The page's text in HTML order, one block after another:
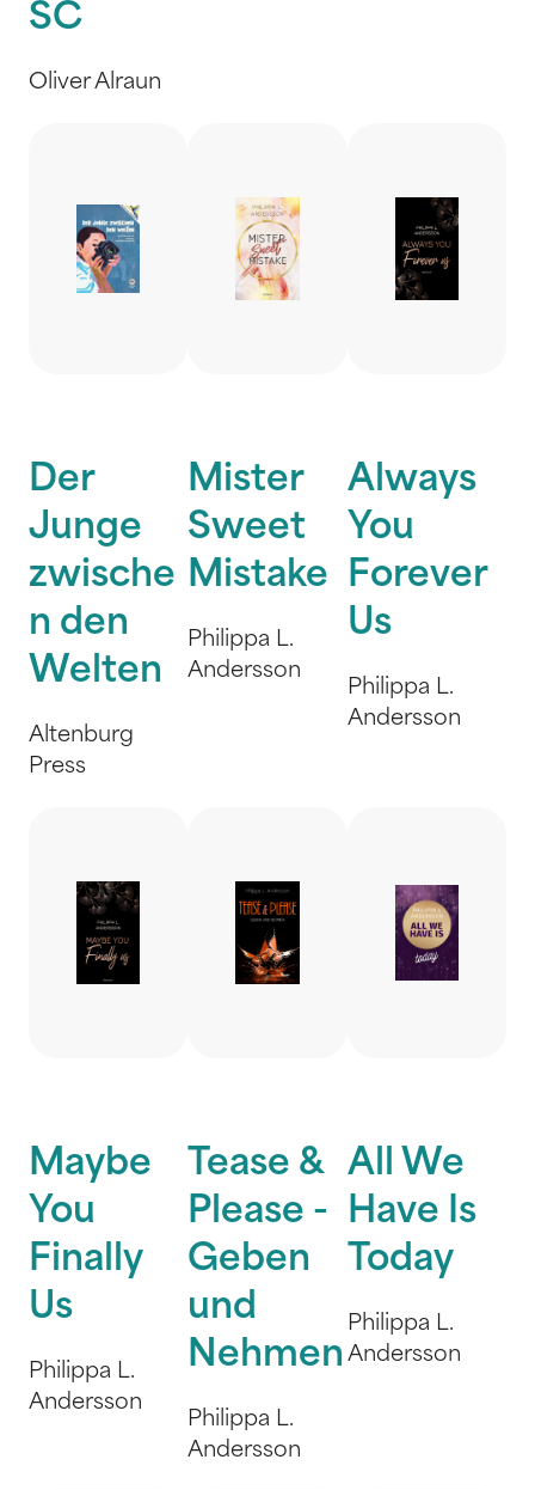
SC
Oliver Alraun
Der
Junge
zwische
n den
Welten
Altenburg
Press
Mister
Sweet
Mistake
Philippa L.
Andersson
Always
You
Forever
Us
Philippa L.
Andersson
Maybe
You
Finally
Us
Philippa L.
Andersson
Tease &
Please -
Geben
und
Nehmen
Philippa L.
Andersson
All We
Have Is
Today
Philippa L.
Andersson